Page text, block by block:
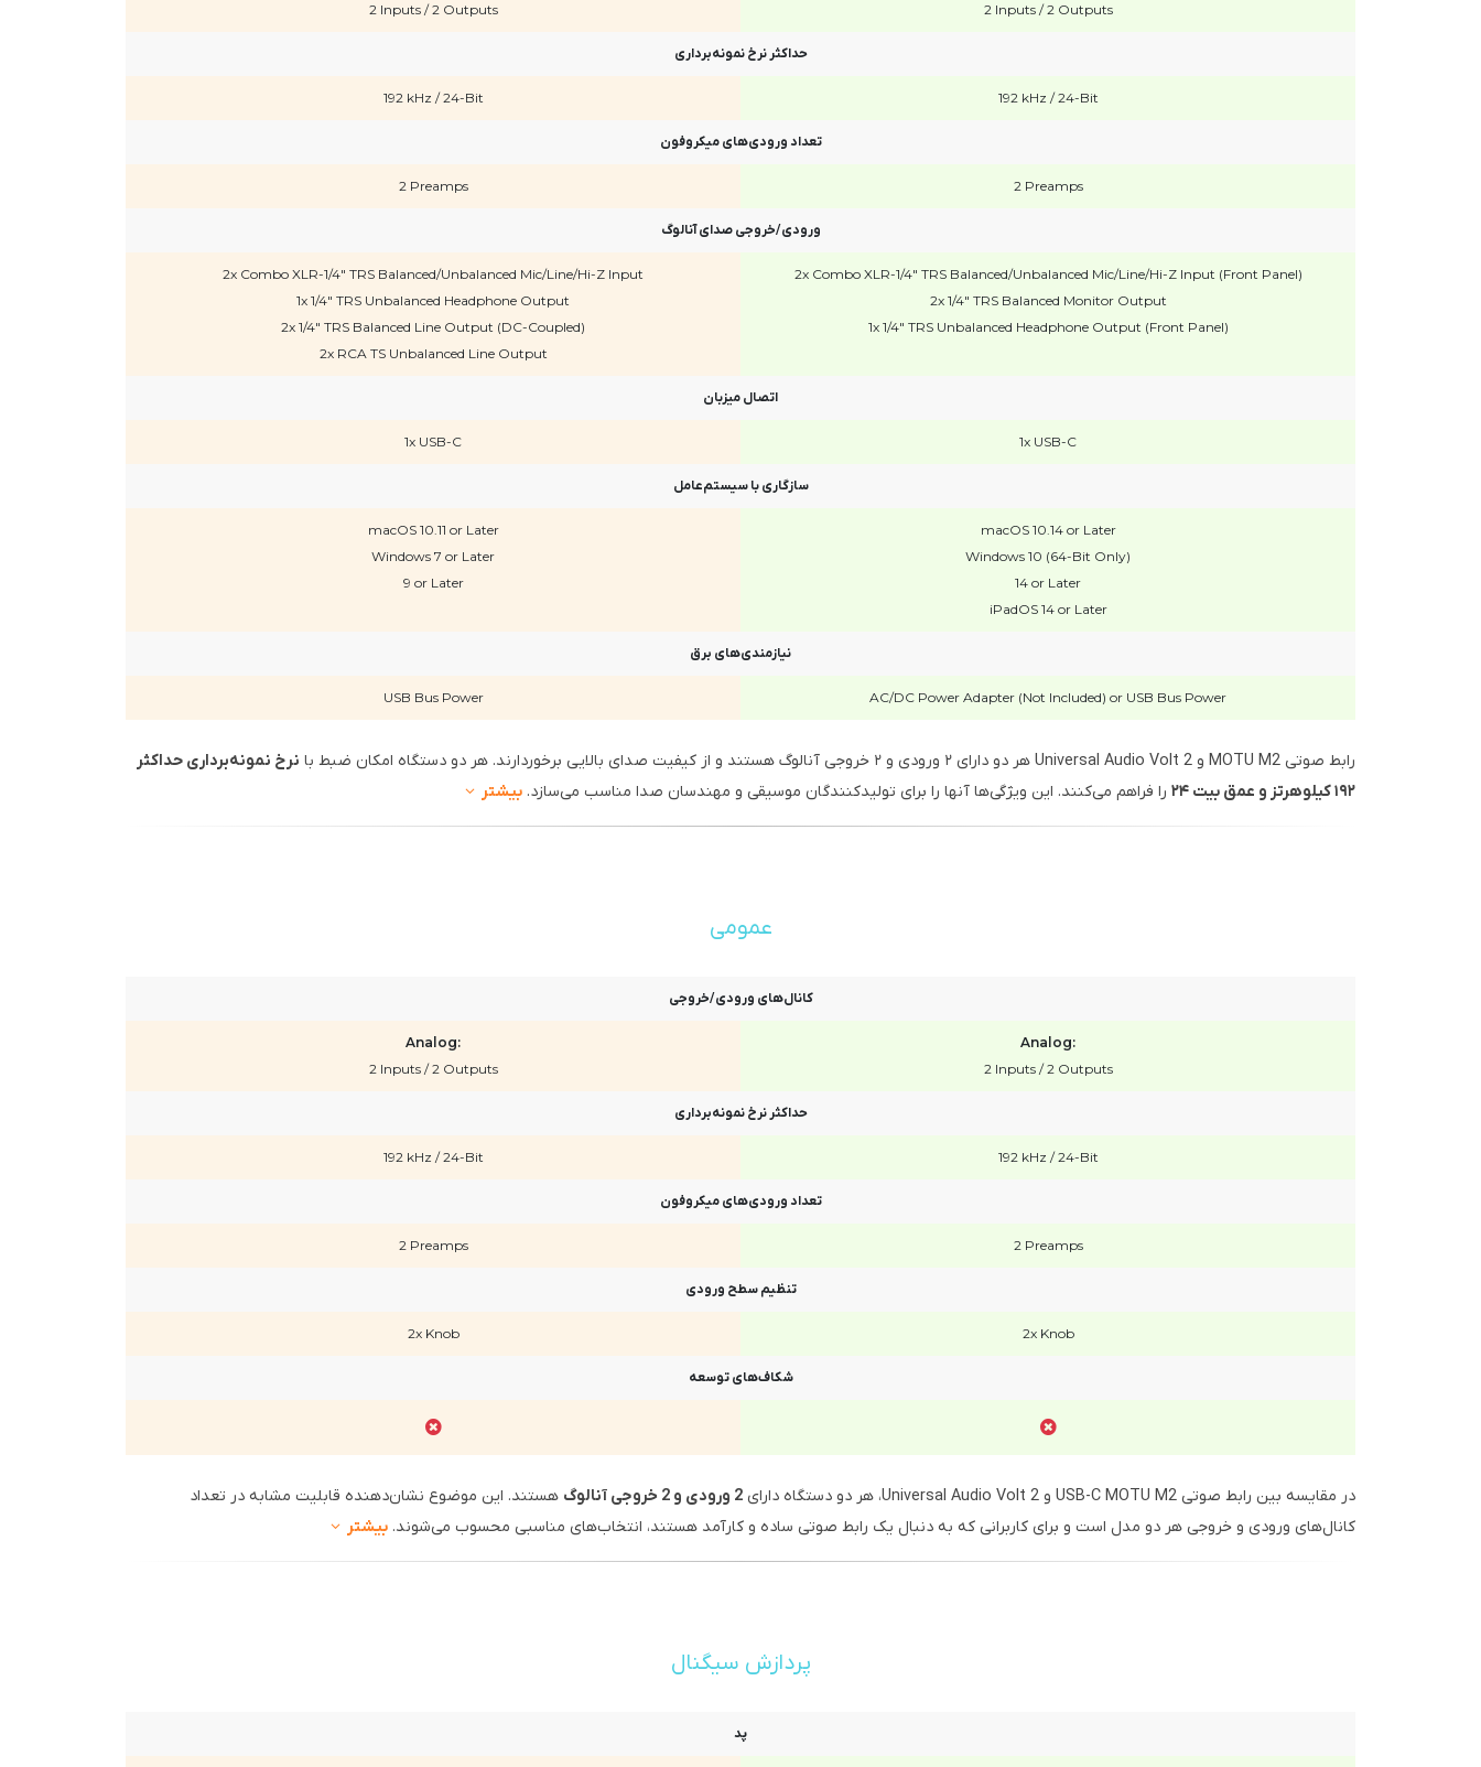
2 Inputs / 2 Outputs
2 Inputs / 2 Outputs
حداکثر نرخ نمونه‌برداری
192 kHz / 24-Bit
192 kHz / 24-Bit
تعداد ورودی‌های میکروفون
2 Preamps
2 Preamps
ورودی/خروجی صدای آنالوگ
2x Combo XLR-1/4" TRS Balanced/Unbalanced Mic/Line/Hi-Z Input (Front Panel)
2x 1/4" TRS Balanced Monitor Output
1x 1/4" TRS Unbalanced Headphone Output (Front Panel)
2x Combo XLR-1/4" TRS Balanced/Unbalanced Mic/Line/Hi-Z Input
1x 1/4" TRS Unbalanced Headphone Output
2x 1/4" TRS Balanced Line Output (DC-Coupled)
2x RCA TS Unbalanced Line Output
اتصال میزبان
1x USB-C
1x USB-C
سازگاری با سیستم‌عامل
macOS 10.14 or Later
Windows 10 (64-Bit Only)
14 or Later
iPadOS 14 or Later
macOS 10.11 or Later
Windows 7 or Later
9 or Later
نیازمندی‌های برق
AC/DC Power Adapter (Not Included) or USB Bus Power
USB Bus Power
رابط صوتی MOTU M2 و Universal Audio Volt 2 هر دو دارای ۲ ورودی و ۲ خروجی آنالوگ هستند و از کیفیت صدای بالایی برخوردارند. هر دو دستگاه امکان ضبط با
نرخ نمونه‌برداری حداکثر
۱۹۲ کیلوهرتز و عمق بیت ۲۴
را فراهم می‌کنند. این ویژگی‌ها آنها را برای تولیدکنندگان موسیقی و مهندسان صدا مناسب می‌سازد. بیشتر
عمومی
کانال‌های ورودی/خروجی
Analog:
2 Inputs / 2 Outputs
Analog:
2 Inputs / 2 Outputs
حداکثر نرخ نمونه‌برداری
192 kHz / 24-Bit
192 kHz / 24-Bit
تعداد ورودی‌های میکروفون
2 Preamps
2 Preamps
تنظیم سطح ورودی
2x Knob
2x Knob
شکاف‌های توسعه
در مقایسه بین رابط صوتی USB-C MOTU M2 و Universal Audio Volt 2، هر دو دستگاه دارای 2 ورودی و 2 خروجی آنالوگ
هستند. این موضوع نشان‌دهنده قابلیت مشابه در تعداد
کانال‌های ورودی و خروجی هر دو مدل است و برای کاربرانی که به دنبال یک رابط صوتی ساده و کارآمد هستند، انتخاب‌های مناسبی محسوب می‌شوند. بیشتر
پردازش سیگنال
پد